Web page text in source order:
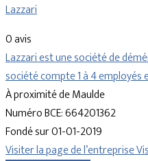
Lazzari
0 avis
Lazzari est une société de
société compte 1 à 4
À proximité de Maulde
Numéro BCE: 664201362
Fondé sur 01-01-2019
Visiter la page de l’entreprise